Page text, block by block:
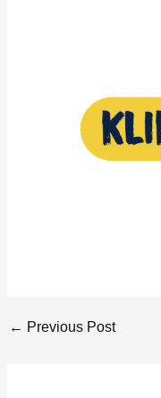
← Previous Post